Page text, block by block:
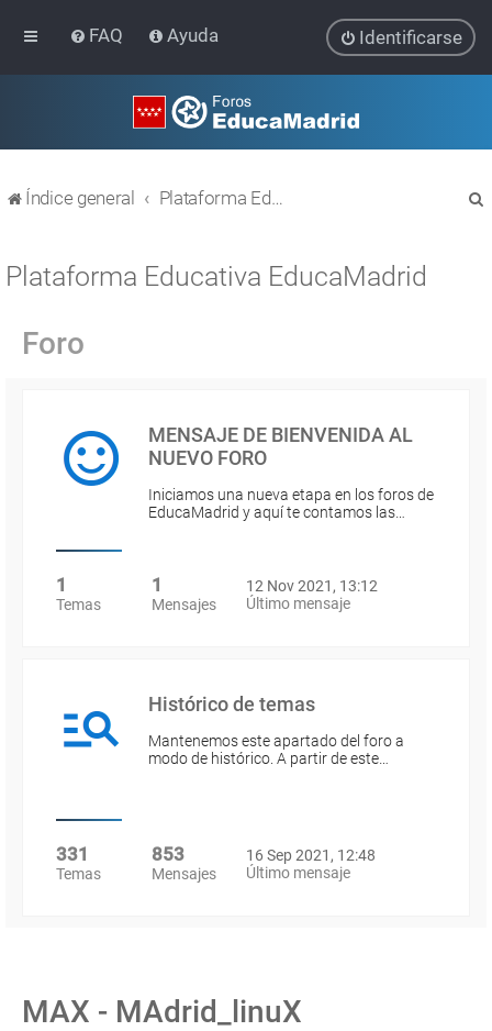
FAQ Ayuda Identificarse
Índice general Plataforma Educativa EducaMadrid
Plataforma Educativa EducaMadrid
Foro
MENSAJE DE BIENVENIDA AL
NUEVO FORO
Iniciamos una nueva etapa en los foros de
EducaMadrid y aquí te contamos las…
1
Temas
1
Mensajes
12 Nov 2021, 13:12
Último mensaje
Histórico de temas
Mantenemos este apartado del foro a
modo de histórico. A partir de este…
331
Temas
853
Mensajes
16 Sep 2021, 12:48
Último mensaje
MAX - MAdrid_linuX